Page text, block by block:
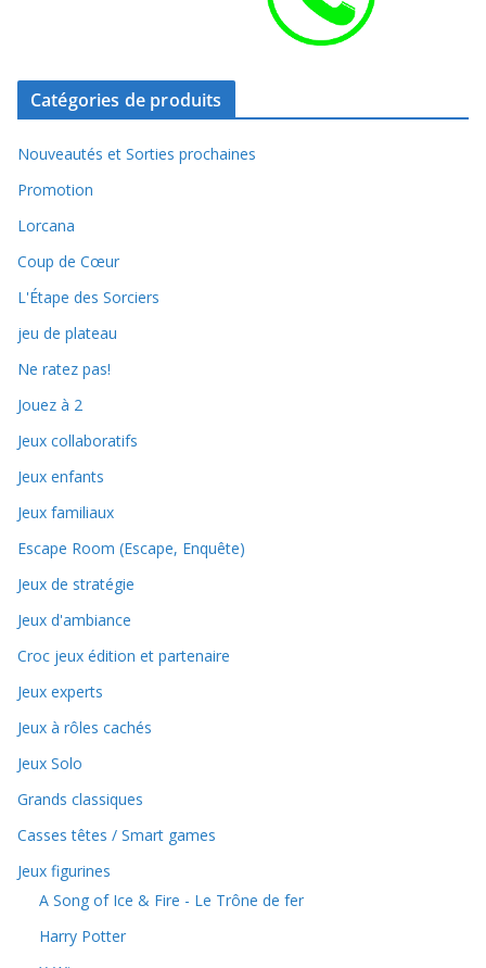
Catégories de produits
Nouveautés et Sorties prochaines
Promotion
Lorcana
Coup de Cœur
L'Étape des Sorciers
jeu de plateau
Ne ratez pas!
Jouez à 2
Jeux collaboratifs
Jeux enfants
Jeux familiaux
Escape Room (Escape, Enquête)
Jeux de stratégie
Jeux d'ambiance
Croc jeux édition et partenaire
Jeux experts
Jeux à rôles cachés
Jeux Solo
Grands classiques
Casses têtes / Smart games
Jeux figurines
A Song of Ice & Fire - Le Trône de fer
Harry Potter